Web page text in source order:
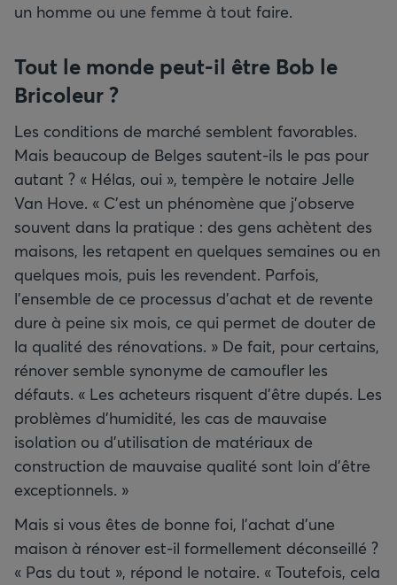
un homme ou une femme à tout faire.
Tout le monde peut-il être Bob le
Bricoleur ?
Les conditions de marché semblent favorables.
Mais beaucoup de Belges sautent-ils le pas pour
autant ? « Hélas, oui », tempère le notaire Jelle
Van Hove. « C’est un phénomène que j'observe
souvent dans la pratique : des gens achètent des
maisons, les retapent en quelques semaines ou en
quelques mois, puis les revendent. Parfois,
l’ensemble de ce processus d’achat et de revente
dure à peine six mois, ce qui permet de douter de
la qualité des rénovations. » De fait, pour certains,
rénover semble synonyme de camoufler les
défauts. « Les acheteurs risquent d’être dupés. Les
problèmes d’humidité, les cas de mauvaise
isolation ou d’utilisation de matériaux de
construction de mauvaise qualité sont loin d’être
exceptionnels. »
Mais si vous êtes de bonne foi, l’achat d’une
maison à rénover est-il formellement déconseillé ?
« Pas du tout », répond le notaire. « Toutefois, cela